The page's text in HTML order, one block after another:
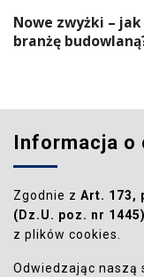
Nowe zwyżki –
branżę
Informacja
Zgodnie z Art. 173,
(Dz.U. poz. nr 1445)
z plików cookies.
Odwiedzając naszą